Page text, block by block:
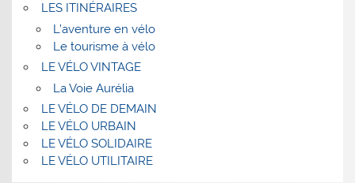
LES ITINÉRAIRES
L’aventure en vélo
Le tourisme à vélo
LE VÉLO VINTAGE
La Voie Aurélia
LE VÉLO DE DEMAIN
LE VÉLO URBAIN
LE VÉLO SOLIDAIRE
LE VÉLO UTILITAIRE